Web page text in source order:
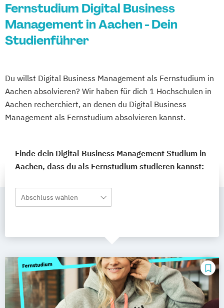
Fernstudium Digital Business
Management in Aachen - Dein
Studienführer
Du willst Digital Business Management als Fernstudium in
Aachen absolvieren? Wir haben für dich 1 Hochschulen in
Aachen recherchiert, an denen du Digital Business
Management als Fernstudium absolvieren kannst.
Finde dein Digital Business Management Studium in
Aachen, dass du als Fernstudium studieren kannst:
Abschluss wählen